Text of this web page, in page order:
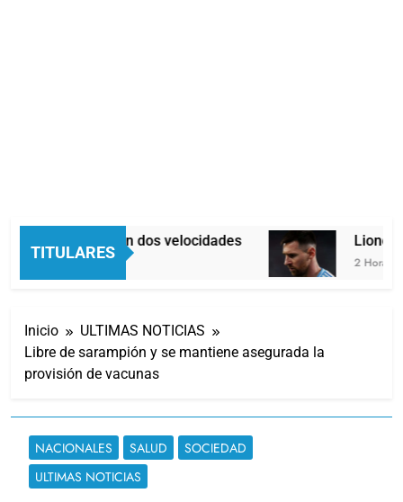
TITULARES
Economía en dos velocidades
2 Horas Atrás
Lionel
2 Horas
Inicio
ULTIMAS NOTICIAS
Libre de sarampión y se mantiene asegurada la
provisión de vacunas
NACIONALES SALUD
SOCIEDAD
ULTIMAS NOTICIAS